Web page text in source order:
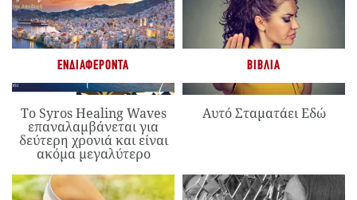
ΕΝΔΙΑΦΈΡΟΝΤΑ
Το Syros Healing Waves
επαναλαμβάνεται για
δεύτερη χρονιά και είναι
ακόμα μεγαλύτερο
ΒΙΒΛΊΑ
Αυτό Σταματάει Εδώ